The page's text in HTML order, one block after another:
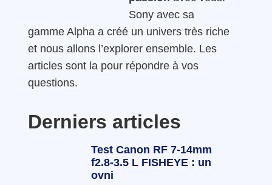
Sony avec sa
gamme Alpha a créé un univers très riche
et nous allons l’explorer ensemble. Les
articles sont la pour répondre à vos
questions.
Derniers articles
Test Canon RF 7-14mm
f2.8-3.5 L FISHEYE : un
ovni